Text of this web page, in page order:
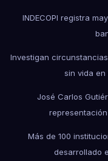
INDECOPI registra
Investigan
sin vida en
José Carlos
Más de 100
desarrollado